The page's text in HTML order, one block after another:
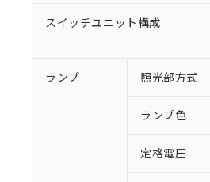
スイッチユニット構成
ランプ 照光部方式
ランプ色
定格電圧